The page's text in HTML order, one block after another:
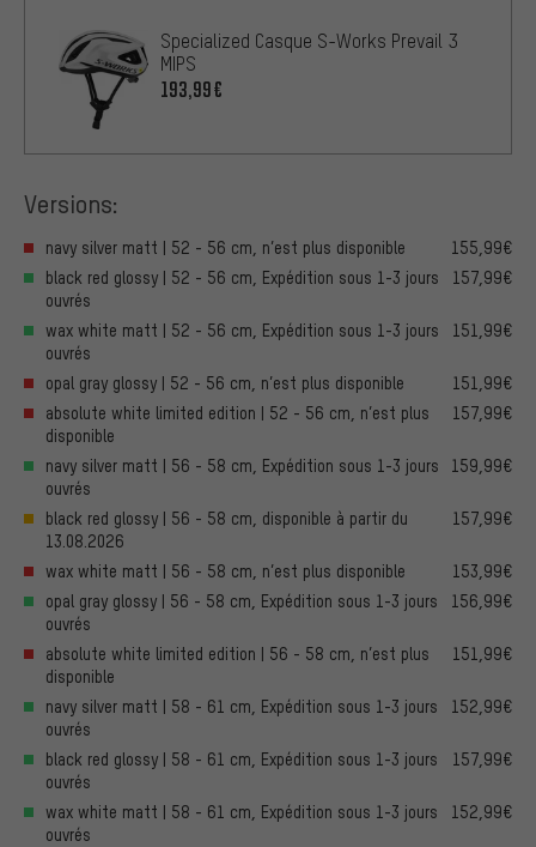
Specialized Casque S-Works Prevail 3
MIPS
193,99€
Versions:
navy silver matt | 52 - 56 cm, n’est plus disponible
155,99€
black red glossy | 52 - 56 cm, Expédition sous 1-3 jours
ouvrés
157,99€
wax white matt | 52 - 56 cm, Expédition sous 1-3 jours
ouvrés
151,99€
opal gray glossy | 52 - 56 cm, n’est plus disponible
151,99€
absolute white limited edition | 52 - 56 cm, n’est plus
disponible
157,99€
navy silver matt | 56 - 58 cm, Expédition sous 1-3 jours
ouvrés
159,99€
black red glossy | 56 - 58 cm, disponible à partir du
13.08.2026
157,99€
wax white matt | 56 - 58 cm, n’est plus disponible
153,99€
opal gray glossy | 56 - 58 cm, Expédition sous 1-3 jours
ouvrés
156,99€
absolute white limited edition | 56 - 58 cm, n’est plus
disponible
151,99€
navy silver matt | 58 - 61 cm, Expédition sous 1-3 jours
ouvrés
152,99€
black red glossy | 58 - 61 cm, Expédition sous 1-3 jours
ouvrés
157,99€
wax white matt | 58 - 61 cm, Expédition sous 1-3 jours
ouvrés
152,99€